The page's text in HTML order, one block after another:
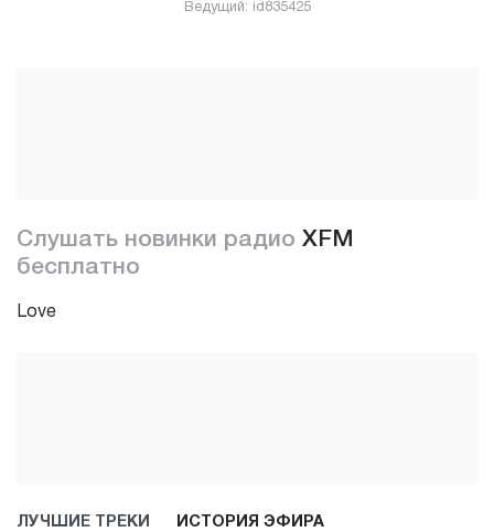
Ведущий: id835425
Слушать новинки радио XFM
бесплатно
Love
ЛУЧШИЕ ТРЕКИ ИСТОРИЯ ЭФИРА